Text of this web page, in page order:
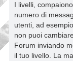
I livelli,
numero di
utenti, ad
non puoi
Forum inviando
il tuo livello. La